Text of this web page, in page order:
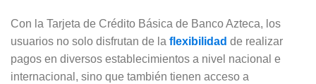
Con la Tarjeta de Crédito Básica de Banco Azteca, los
usuarios no solo disfrutan de la flexibilidad de realizar
pagos en diversos establecimientos a nivel nacional e
internacional, sino que también tienen acceso a